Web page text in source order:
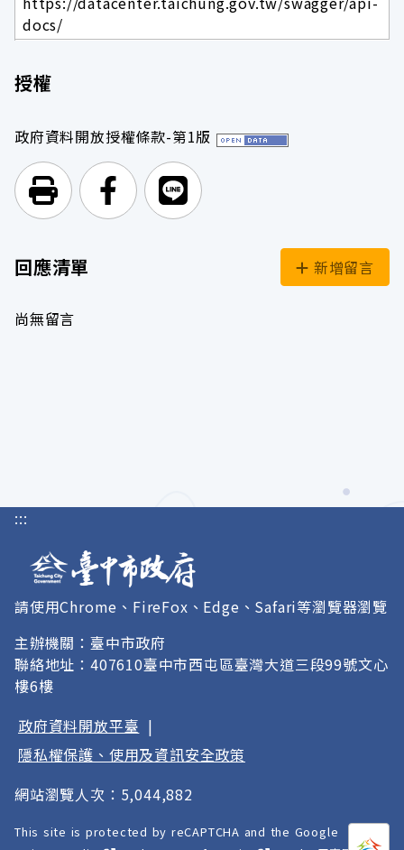
docs/
授權
政府資料開放授權條款-第1版
列印頁面前往Facebook
前往Line
回應清單 新增留言
尚無留言
打開
:::
請使用Chrome、FireFox、Edge、Safari等瀏覽器瀏覽
主辦機關：臺中市政府
聯絡地址：407610臺中市西屯區臺灣大道三段99號文心
樓6樓
政府資料開放平臺 |
隱私權保護、使用及資訊安全政策
網站瀏覽人次：5,044,882
This site is protected by reCAPTCHA and the Google